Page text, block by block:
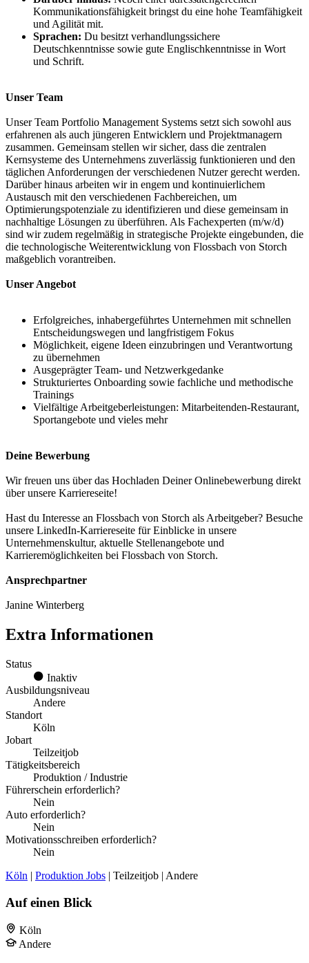
Kommunikationsfähigkeit bringst du eine hohe Teamfähigkeit
und Agilität mit.
Sprachen: Du besitzt verhandlungssichere
Deutschkenntnisse sowie gute Englischkenntnisse in Wort
und Schrift.
Unser Team
Unser Team Portfolio Management Systems setzt sich sowohl aus
erfahrenen als auch jüngeren Entwicklern und Projektmanagern
zusammen. Gemeinsam stellen wir sicher, dass die zentralen
Kernsysteme des Unternehmens zuverlässig funktionieren und den
täglichen Anforderungen der verschiedenen Nutzer gerecht werden.
Darüber hinaus arbeiten wir in engem und kontinuierlichem
Austausch mit den verschiedenen Fachbereichen, um
Optimierungspotenziale zu identifizieren und diese gemeinsam in
nachhaltige Lösungen zu überführen. Als Fachexperten (m/w/d)
sind wir zudem regelmäßig in strategische Projekte eingebunden, die
die technologische Weiterentwicklung von Flossbach von Storch
maßgeblich vorantreiben.
Unser Angebot
Erfolgreiches, inhabergeführtes Unternehmen mit schnellen
Entscheidungswegen und langfristigem Fokus
Möglichkeit, eigene Ideen einzubringen und Verantwortung
zu übernehmen
Ausgeprägter Team- und Netzwerkgedanke
Strukturiertes Onboarding sowie fachliche und methodische
Trainings
Vielfältige Arbeitgeberleistungen: Mitarbeitenden-Restaurant,
Sportangebote und vieles mehr
Deine Bewerbung
Wir freuen uns über das Hochladen Deiner Onlinebewerbung direkt
über unsere Karriereseite!
Hast du Interesse an Flossbach von Storch als Arbeitgeber? Besuche
unsere LinkedIn-Karriereseite für Einblicke in unsere
Unternehmenskultur, aktuelle Stellenangebote und
Karrieremöglichkeiten bei Flossbach von Storch.
Ansprechpartner
Janine Winterberg
Extra Informationen
Status
Inaktiv
Ausbildungsniveau
Andere
Standort
Köln
Jobart
Teilzeitjob
Tätigkeitsbereich
Produktion / Industrie
Führerschein erforderlich?
Nein
Auto erforderlich?
Nein
Motivationsschreiben erforderlich?
Nein
Köln | Produktion Jobs | Teilzeitjob | Andere
Auf einen Blick
Köln
Andere